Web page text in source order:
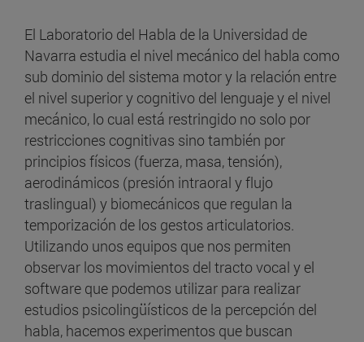
El Laboratorio del Habla de la Universidad de
Navarra estudia el nivel mecánico del habla como
sub dominio del sistema motor y la relación entre
el nivel superior y cognitivo del lenguaje y el nivel
mecánico, lo cual está restringido no solo por
restricciones cognitivas sino también por
principios físicos (fuerza, masa, tensión),
aerodinámicos (presión intraoral y flujo
traslingual) y biomecánicos que regulan la
temporización de los gestos articulatorios.
Utilizando unos equipos que nos permiten
observar los movimientos del tracto vocal y el
software que podemos utilizar para realizar
estudios psicolingüísticos de la percepción del
habla, hacemos experimentos que buscan